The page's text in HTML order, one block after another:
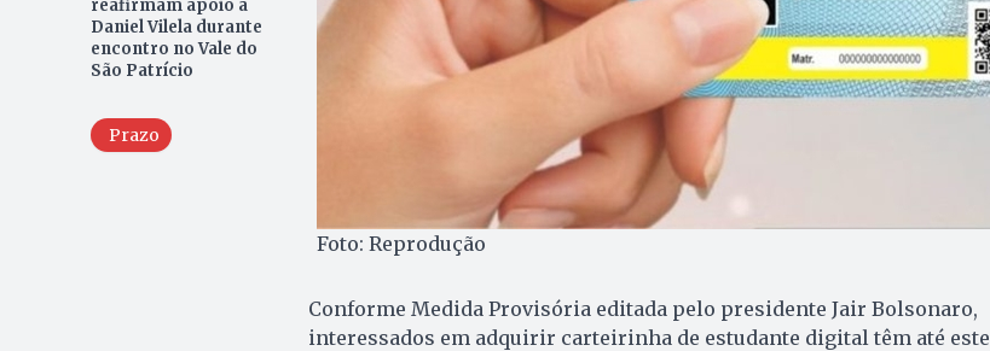
reafirmam apoio a
Daniel Vilela durante
encontro no Vale do
São Patrício
Prazo
Foto: Reprodução
Conforme Medida Provisória editada pelo presidente Jair Bolsonaro,
interessados em adquirir carteirinha de estudante digital têm até este